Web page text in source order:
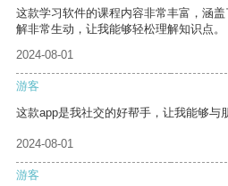
这款学习软件的课程内容非常丰富，涵
解非常生动，让我能够轻松理解知识点。
2024-08-01
游客
这款app是我社交的好帮手，让我能够与
2024-08-01
游客